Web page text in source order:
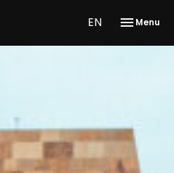
EN Menu